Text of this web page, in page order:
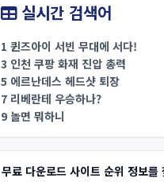
실시간 검색어
1 퀸즈아이 서빈 무대에 서다!
3 인천 쿠팡 화재 진압 총력
5 에르난데스 헤드샷 퇴장
7 리베란테 우승하나?
9 놀면 뭐하니
무료 다운로드 사이트 순위 정보를